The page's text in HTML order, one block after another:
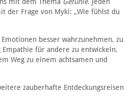
der Frage von Myki: „Wie fühlst du
besser wahrzunehmen, zu
für andere zu entwickeln.
Weg zu einem achtsamen und
zauberhafte Entdeckungsreisen